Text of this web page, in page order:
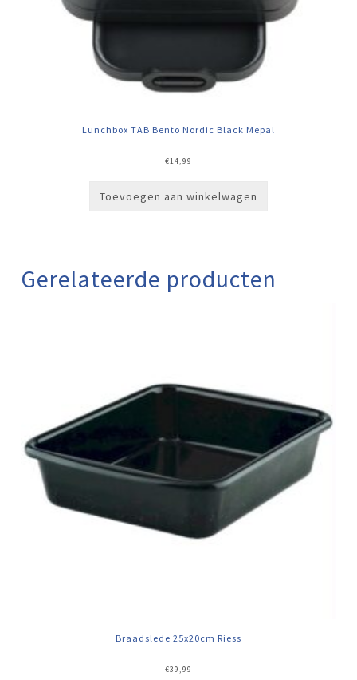
Lunchbox TAB Bento Nordic Black Mepal
€14,99
Toevoegen aan winkelwagen
Gerelateerde producten
Braadslede 25x20cm Riess
€39,99